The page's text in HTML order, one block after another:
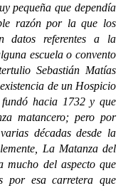
que dependía
razón por la que los
datos referentes a la
escuela o convento
Sebastián Matías
de un Hospicio
hacia 1732 y que
matancero; pero por
décadas desde la
La Matanza del
del aspecto que
por esa carretera que